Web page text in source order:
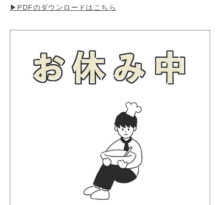
▶︎PDFのダウンロードはこちら